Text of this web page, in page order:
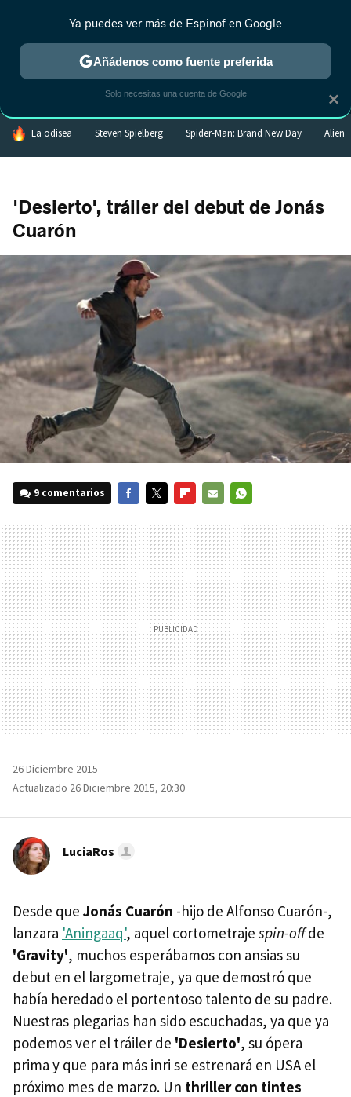
MENÚ NUEVO
ESTRENOS REALITY ANIME RANKINGS CINE
HOY SE HABLA DE
La odisea Steven Spielberg Spider-Man: Brand New Day Alien
'Desierto', tráiler del debut de Jonás
Cuarón
9 comentarios
MAIL
26 Diciembre 2015
Actualizado 26 Diciembre 2015, 20:30
LuciaRos
Desde que Jonás Cuarón -hijo de Alfonso Cuarón-,
lanzara 'Aningaaq', aquel cortometraje spin-offde
'Gravity', muchos esperábamos con ansias su
debut en el largometraje, ya que demostró que
había heredado el portentoso talento de su padre.
Nuestras plegarias han sido escuchadas, ya que ya
podemos ver el tráiler de 'Desierto', su ópera
prima y que para más inri se estrenará en USA el
próximo mes de marzo. Un thriller con tintes
×
Ya puedes ver más de Espinof en Google
Añádenos como fuente preferida
Solo necesitas una cuenta de Google